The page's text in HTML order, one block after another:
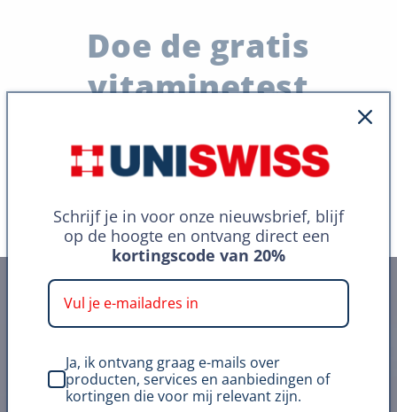
Doe de gratis
vitaminetest
passen bij jouw behoeften
Schrijf je in voor onze nieuwsbrief, blijf
op de hoogte en ontvang direct een
kortingscode van 20%
Ja, ik ontvang graag e-mails over
producten, services en aanbiedingen of
kortingen die voor mij relevant zijn.